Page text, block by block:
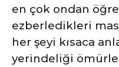
en çok ondan
ezberledikleri
her şeyi kısaca
yerindeliği